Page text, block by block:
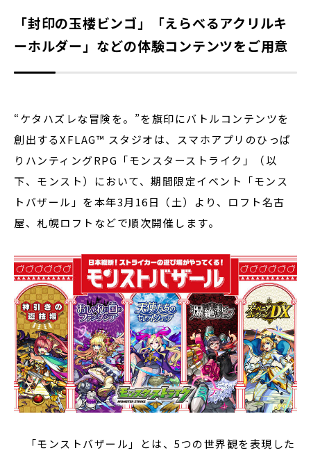
「封印の玉楼ビンゴ」「えらべるアクリルキ
ーホルダー」などの体験コンテンツをご用意
“ケタハズレな冒険を。”を旗印にバトルコンテンツを
創出するXFLAG™ スタジオは、
スマホアプリのひっぱ
りハンティングRPG「モンスターストライク」（以
下、モンスト）において、期間限定イベント「モンス
トバザール」を本年3月16日（土）より、ロフト名古
屋、札幌ロフトなどで順次開催します。
「モンストバザール」とは、5つの世界観を表現した